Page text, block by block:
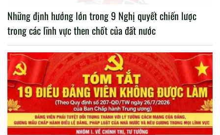
Những định hướng lớn trong 9 Nghị quyết chiến lược
trong các lĩnh vực then chốt của đất nước